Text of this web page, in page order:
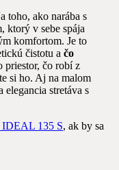
toho, ako narába s
ktorý v sebe spája
komfortom. Je to
čistotu a čo
priestor, čo robí z
si ho. Aj na malom
stretáva s
IDEAL 135 S, ak by sa